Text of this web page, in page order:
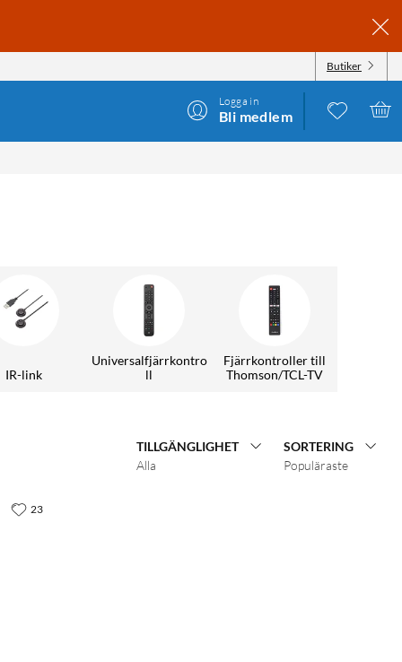
Butiker
Logga in
Bli medlem
IR-link
Universalfjärrkontro
ll
Fjärrkontroller till
Thomson/TCL-TV
TILLGÄNGLIGHET
Alla
SORTERING
Populäraste
23